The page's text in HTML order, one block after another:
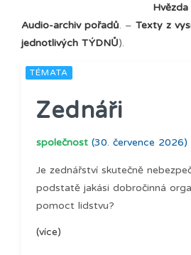
Hvězda
Audio-archiv pořadů. – Texty z
jednotlivých TÝDNŮ).
TÉMATA
Zednáři
společnost (30. července 2026)
Je zednářství skutečně
podstatě jakási dobročinná
pomoct lidstvu?
(více)